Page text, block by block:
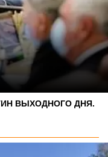
ВЫХОДНОГО ДНЯ.